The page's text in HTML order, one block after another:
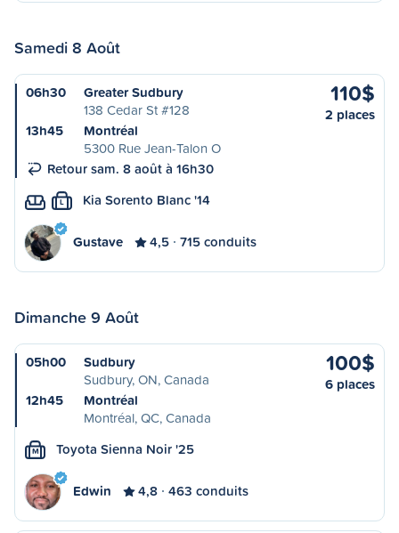
Samedi 8 Août
06h30
Greater Sudbury
138 Cedar St #128
13h45
Montréal
5300 Rue Jean-Talon O
Retour sam. 8 août à 16h30
110$
2 places
L Kia Sorento Blanc '14
Gustave 4,5 715 conduits
Dimanche 9 Août
05h00
Sudbury
Sudbury, ON, Canada
12h45
Montréal
Montréal, QC, Canada
100$
6 places
M Toyota Sienna Noir '25
Edwin 4,8 463 conduits